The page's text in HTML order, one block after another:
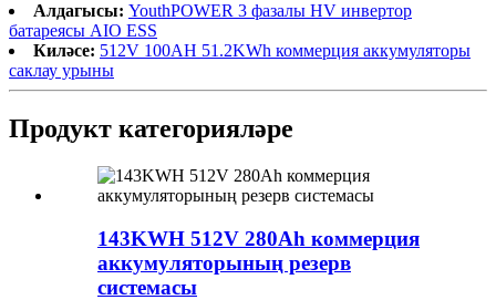
Алдагысы: YouthPOWER 3 фазалы HV инвертор
батареясы AIO ESS
Киләсе: 512V 100AH ​​51.2KWh коммерция аккумуляторы
саклау урыны
Продукт категорияләре
143KWH 512V 280Ah коммерция
аккумуляторының резерв
системасы